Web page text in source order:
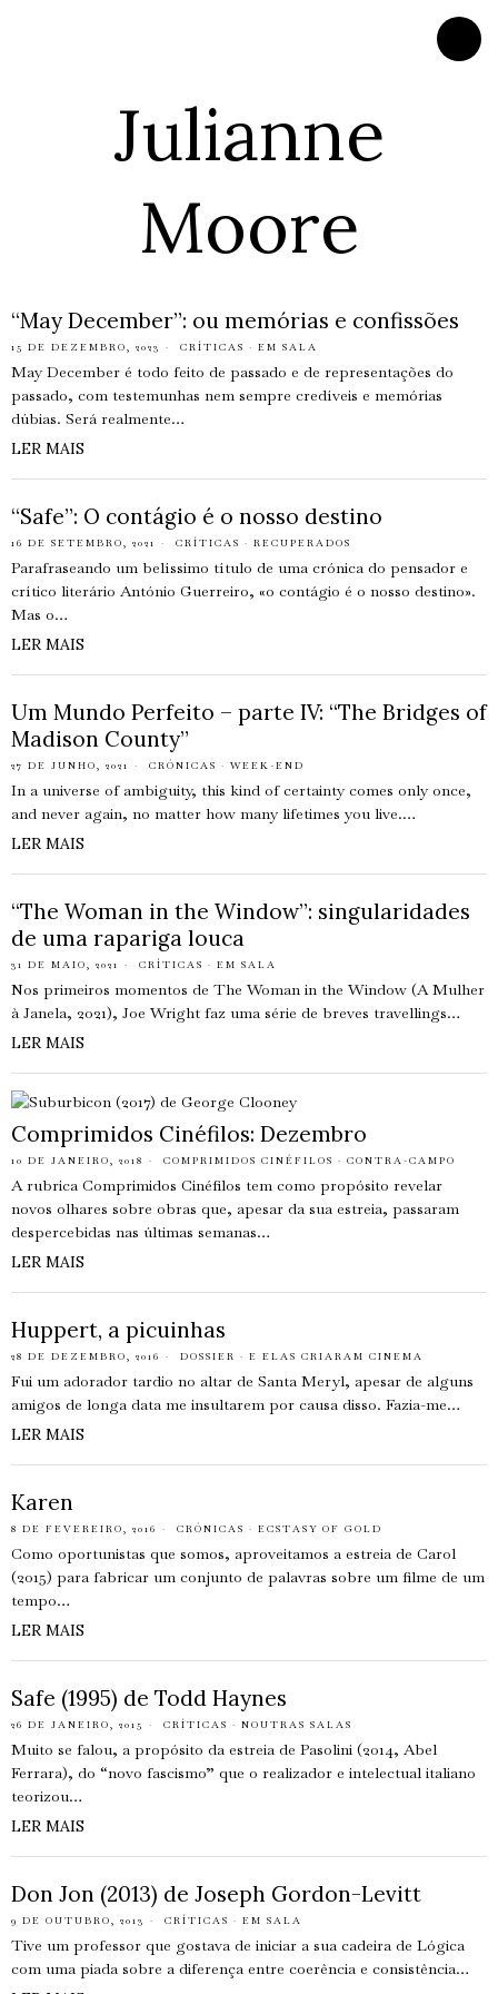
Julianne
Moore
“May December”: ou memórias e confissões
15 DE DEZEMBRO, 2023 CRÍTICAS · EM SALA
May December é todo feito de passado e de representações do
passado, com testemunhas nem sempre credíveis e memórias
dúbias. Será realmente…
LER MAIS
“Safe”: O contágio é o nosso destino
16 DE SETEMBRO, 2021 CRÍTICAS · RECUPERADOS
Parafraseando um belíssimo título de uma crónica do pensador e
crítico literário António Guerreiro, «o contágio é o nosso destino».
Mas o…
LER MAIS
Um Mundo Perfeito – parte IV: “The Bridges of
Madison County”
27 DE JUNHO, 2021 CRÓNICAS · WEEK-END
In a universe of ambiguity, this kind of certainty comes only once,
and never again, no matter how many lifetimes you live.…
LER MAIS
“The Woman in the Window”: singularidades
de uma rapariga louca
31 DE MAIO, 2021 CRÍTICAS · EM SALA
Nos primeiros momentos de The Woman in the Window (A Mulher
à Janela, 2021), Joe Wright faz uma série de breves travellings…
LER MAIS
Comprimidos Cinéfilos: Dezembro
10 DE JANEIRO, 2018 COMPRIMIDOS CINÉFILOS · CONTRA-CAMPO
A rubrica Comprimidos Cinéfilos tem como propósito revelar
novos olhares sobre obras que, apesar da sua estreia, passaram
despercebidas nas últimas semanas…
LER MAIS
Huppert, a picuinhas
28 DE DEZEMBRO, 2016 DOSSIER · E ELAS CRIARAM CINEMA
Fui um adorador tardio no altar de Santa Meryl, apesar de alguns
amigos de longa data me insultarem por causa disso. Fazia-me…
LER MAIS
Karen
8 DE FEVEREIRO, 2016 CRÓNICAS · ECSTASY OF GOLD
Como oportunistas que somos, aproveitamos a estreia de Carol
(2015) para fabricar um conjunto de palavras sobre um filme de um
tempo…
LER MAIS
Safe (1995) de Todd Haynes
26 DE JANEIRO, 2015 CRÍTICAS · NOUTRAS SALAS
Muito se falou, a propósito da estreia de Pasolini (2014, Abel
Ferrara), do “novo fascismo” que o realizador e intelectual italiano
teorizou…
LER MAIS
Don Jon (2013) de Joseph Gordon-Levitt
9 DE OUTUBRO, 2013 CRÍTICAS · EM SALA
Tive um professor que gostava de iniciar a sua cadeira de Lógica
com uma piada sobre a diferença entre coerência e consistência…